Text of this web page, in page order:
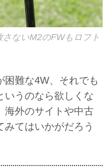
ないM2のFWもロフト
困難な4W、それでも
いうのなら欲しくな
海外のサイトや中古
みてはいかがだろう